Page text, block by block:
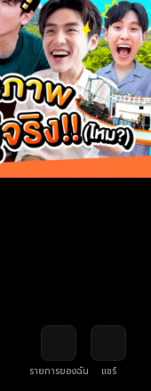
รายการของฉัน
แชร์